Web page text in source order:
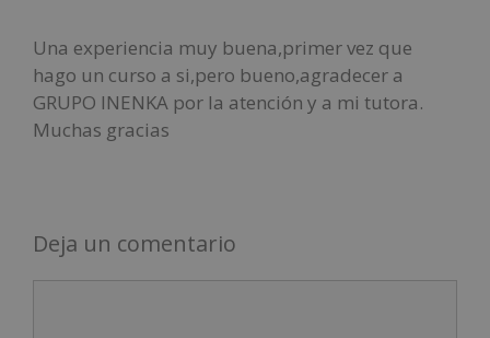
Una experiencia muy buena,primer vez que
hago un curso a si,pero bueno,agradecer a
GRUPO INENKA por la atención y a mi tutora.
Muchas gracias
Deja un comentario